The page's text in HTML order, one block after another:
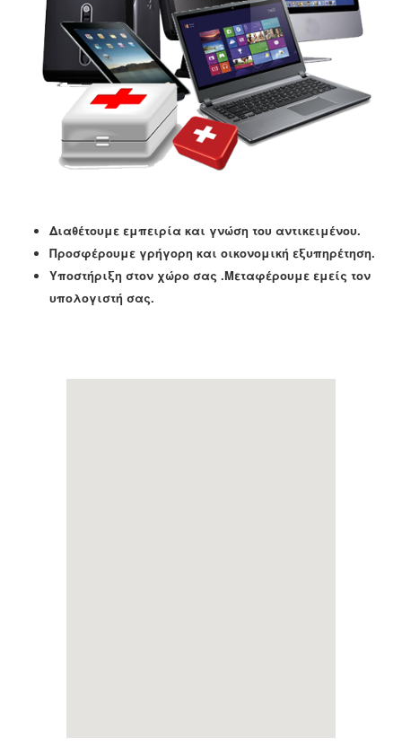
Διαθέτουμε εμπειρία και γνώση του αντικειμένου.
Προσφέρουμε γρήγορη και οικονομική εξυπηρέτηση.
Υποστήριξη στον χώρο σας .Μεταφέρουμε εμείς τον
υπολογιστή σας.